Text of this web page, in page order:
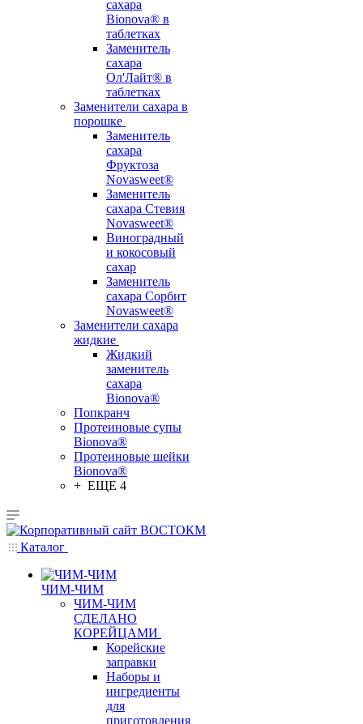
сахара
Bionova® в
таблетках
Заменитель
сахара
Ол'Лайт® в
таблетках
Заменители сахара в
порошке
Заменитель
сахара
Фруктоза
Novasweet®
Заменитель
сахара Стевия
Novasweet®
Виноградный
и кокосовый
сахар
Заменитель
сахара Сорбит
Novasweet®
Заменители сахара
жидкие
Жидкий
заменитель
сахара
Bionova®
Попкранч
Протеиновые супы
Bionova®
Протеиновые шейки
Bionova®
+ ЕЩЕ 4
Каталог
ЧИМ-ЧИМ
ЧИМ-ЧИМ
СДЕЛАНО
КОРЕЙЦАМИ
Корейские
заправки
Наборы и
ингредиенты
для
приготовления